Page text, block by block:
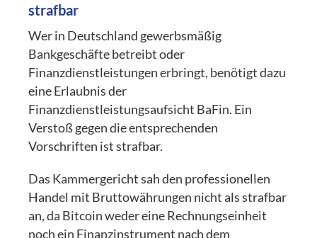
strafbar
Wer in Deutschland gewerbsmäßig
Bankgeschäfte betreibt oder
Finanzdienstleistungen erbringt, benötigt dazu
eine Erlaubnis der
Finanzdienstleistungsaufsicht BaFin. Ein
Verstoß gegen die entsprechenden
Vorschriften ist strafbar.
Das Kammergericht sah den professionellen
Handel mit Bruttowährungen nicht als strafbar
an, da Bitcoin weder eine Rechnungseinheit
noch ein Finanzinstrument nach dem